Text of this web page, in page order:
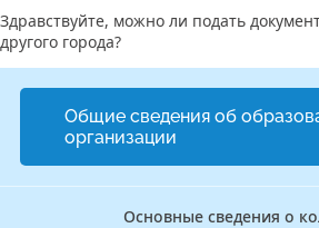
Здравствуйте, можно ли подать
другого города?
Общие сведения об
организации
Основные сведения о